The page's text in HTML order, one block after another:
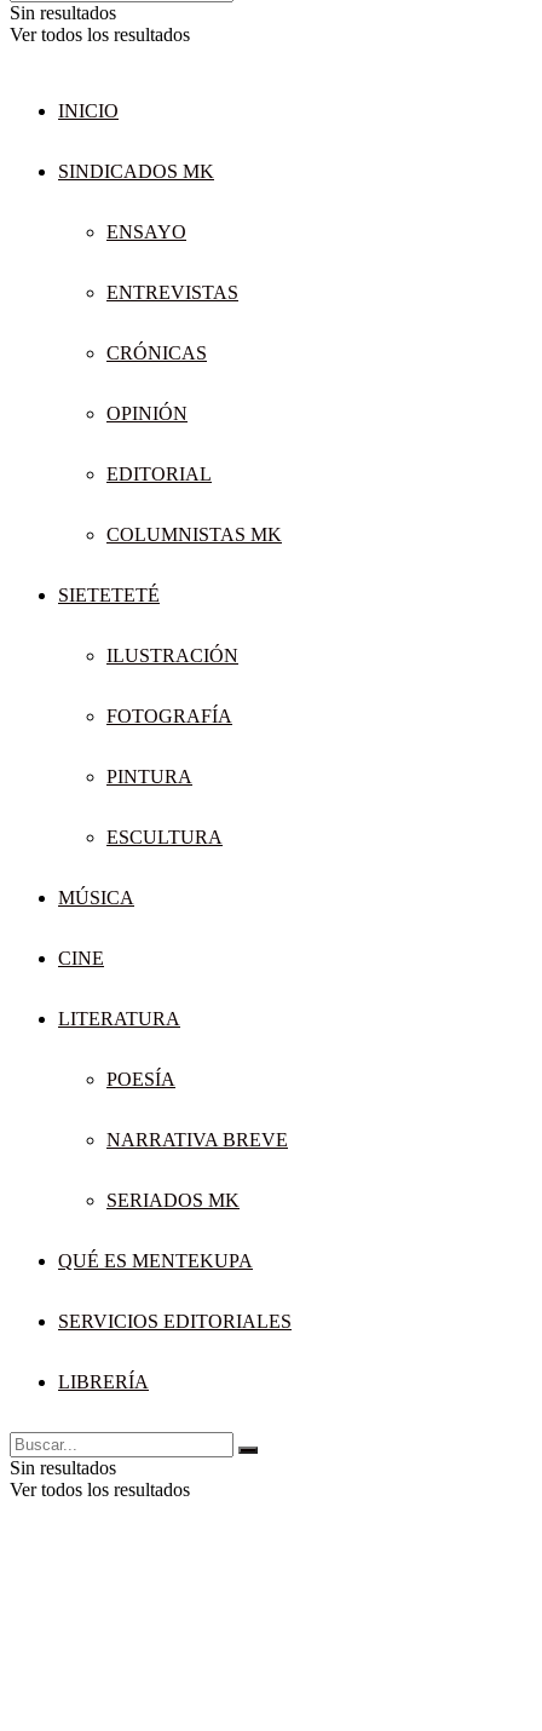
Sin resultados
Ver todos los resultados
INICIO
SINDICADOS MK
ENSAYO
ENTREVISTAS
CRÓNICAS
OPINIÓN
EDITORIAL
COLUMNISTAS MK
SIETETETÉ
ILUSTRACIÓN
FOTOGRAFÍA
PINTURA
ESCULTURA
MÚSICA
CINE
LITERATURA
POESÍA
NARRATIVA BREVE
SERIADOS MK
QUÉ ES MENTEKUPA
SERVICIOS EDITORIALES
LIBRERÍA
Sin resultados
Ver todos los resultados